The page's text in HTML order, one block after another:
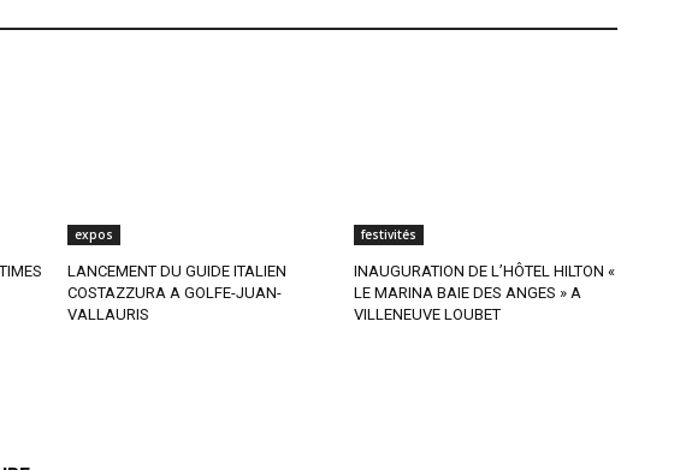
expos
LANCEMENT DU GUIDE ITALIEN
COSTAZZURA A GOLFE-JUAN-
VALLAURIS
festivités
INAUGURATION DE L’HÔTEL HILTON «
LE MARINA BAIE DES ANGES » A
VILLENEUVE LOUBET